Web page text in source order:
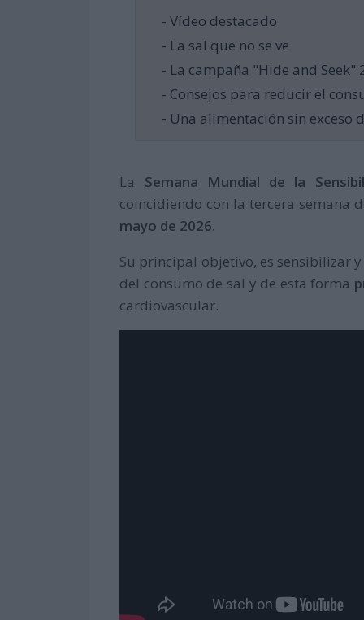
- Vídeo destacado
- La sal que no se ve
- La campaña "Hide and Seek"
- Consejos para reducir el
- Una alimentación sin exceso
La Semana Mundial de la
coincidiendo con la tercera semana
mayo de 2026.
Su principal objetivo, es sensibilizar
del consumo de sal y de esta forma
cardiovascular.